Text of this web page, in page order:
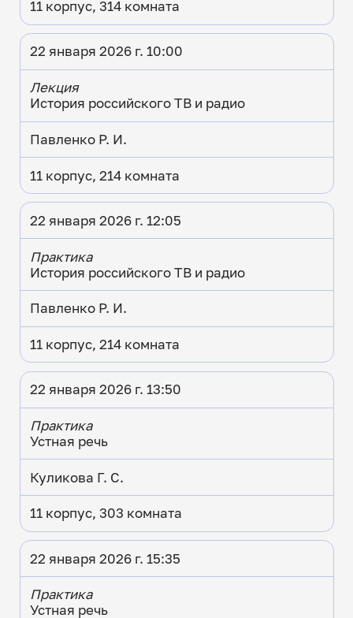
11 корпус, 314 комната
22 января 2026 г. 10:00
Лекция
История российского ТВ и радио
Павленко Р. И.
11 корпус, 214 комната
22 января 2026 г. 12:05
Практика
История российского ТВ и радио
Павленко Р. И.
11 корпус, 214 комната
22 января 2026 г. 13:50
Практика
Устная речь
Куликова Г. С.
11 корпус, 303 комната
22 января 2026 г. 15:35
Практика
Устная речь